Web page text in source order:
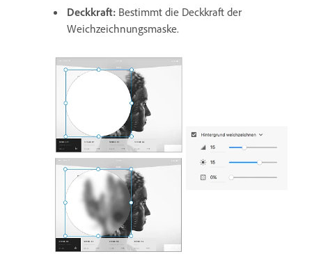
Deckkraft: Bestimmt die Deckkraft der
Weichzeichnungsmaske.